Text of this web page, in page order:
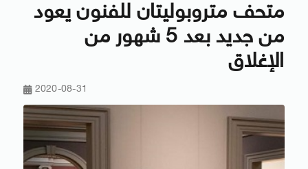
متحف متروبوليتان للفنون يعود
من جديد بعد 5 شهور من
الإغلاق
2020-08-31